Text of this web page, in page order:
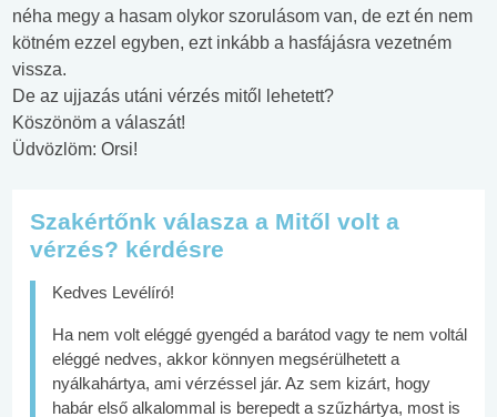
néha megy a hasam olykor szorulásom van, de ezt én nem
kötném ezzel egyben, ezt inkább a hasfájásra vezetném
vissza.
De az ujjazás utáni vérzés mitől lehetett?
Köszönöm a válaszát!
Üdvözlöm: Orsi!
Szakértőnk válasza a Mitől volt a
vérzés? kérdésre
Kedves Levélíró!
Ha nem volt eléggé gyengéd a barátod vagy te nem voltál
eléggé nedves, akkor könnyen megsérülhetett a
nyálkahártya, ami vérzéssel jár. Az sem kizárt, hogy
habár első alkalommal is berepedt a szűzhártya, most is